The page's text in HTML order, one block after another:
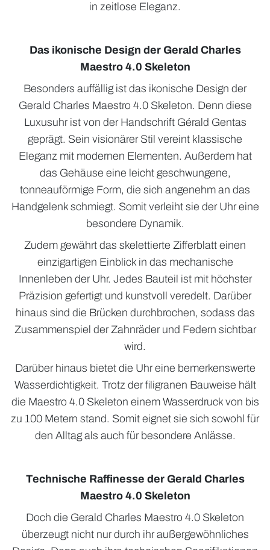
in zeitlose Eleganz.
Das ikonische Design der Gerald Charles
Maestro 4.0 Skeleton
Besonders auffällig ist das ikonische Design der
Gerald Charles Maestro 4.0 Skeleton. Denn diese
Luxusuhr ist von der Handschrift Gérald Gentas
geprägt. Sein visionärer Stil vereint klassische
Eleganz mit modernen Elementen. Außerdem hat
das Gehäuse eine leicht geschwungene,
tonneauförmige Form, die sich angenehm an das
Handgelenk schmiegt. Somit verleiht sie der Uhr eine
besondere Dynamik.
Zudem gewährt das skelettierte Zifferblatt einen
einzigartigen Einblick in das mechanische
Innenleben der Uhr. Jedes Bauteil ist mit höchster
Präzision gefertigt und kunstvoll veredelt. Darüber
hinaus sind die Brücken durchbrochen, sodass das
Zusammenspiel der Zahnräder und Federn sichtbar
wird.
Darüber hinaus bietet die Uhr eine bemerkenswerte
Wasserdichtigkeit. Trotz der filigranen Bauweise hält
die Maestro 4.0 Skeleton einem Wasserdruck von bis
zu 100 Metern stand. Somit eignet sie sich sowohl für
den Alltag als auch für besondere Anlässe.
Technische Raffinesse der Gerald Charles
Maestro 4.0 Skeleton
Doch die Gerald Charles Maestro 4.0 Skeleton
überzeugt nicht nur durch ihr außergewöhnliches